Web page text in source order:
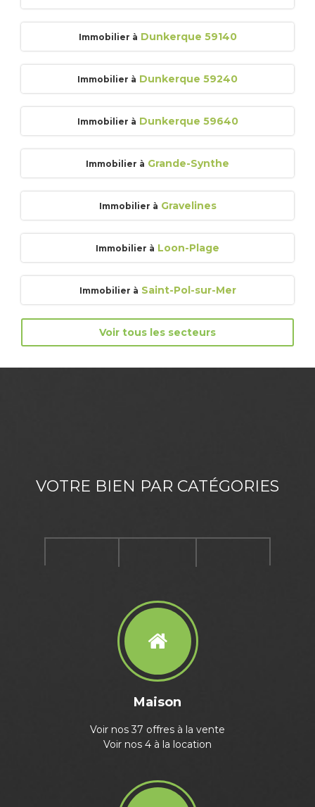
Immobilier à Dunkerque 59140
Immobilier à Dunkerque 59240
Immobilier à Dunkerque 59640
Immobilier à Grande-Synthe
Immobilier à Gravelines
Immobilier à Loon-Plage
Immobilier à Saint-Pol-sur-Mer
Voir tous les secteurs
VOTRE BIEN PAR CATÉGORIES
Maison
Voir nos 37 offres à la vente
Voir nos 4 à la location